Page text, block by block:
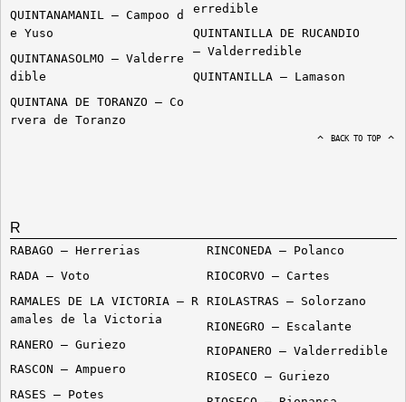
QUINTANAMANIL – Campoo d
e Yuso
QUINTANASOLMO – Valderre
dible
QUINTANA DE TORANZO – Co
rvera de Toranzo
erredible
QUINTANILLA DE RUCANDIO
– Valderredible
QUINTANILLA – Lamason
BACK TO TOP
R
RABAGO – Herrerias
RADA – Voto
RAMALES DE LA VICTORIA – R
amales de la Victoria
RANERO – Guriezo
RASCON – Ampuero
RASES – Potes
RINCONEDA – Polanco
RIOCORVO – Cartes
RIOLASTRAS – Solorzano
RIONEGRO – Escalante
RIOPANERO – Valderredible
RIOSECO – Guriezo